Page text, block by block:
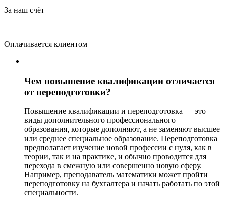
За наш счёт
Оплачивается клиентом
Чем повышение квалификации отличается
от переподготовки?
Повышение квалификации и переподготовка — это
виды дополнительного профессионального
образования, которые дополняют, а не заменяют высшее
или среднее специальное образование. Переподготовка
предполагает изучение новой профессии с нуля, как в
теории, так и на практике, и обычно проводится для
перехода в смежную или совершенно новую сферу.
Например, преподаватель математики может пройти
переподготовку на бухгалтера и начать работать по этой
специальности.